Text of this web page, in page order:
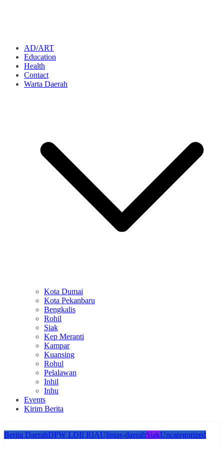
AD/ART
Education
Health
Contact
Warta Daerah
Kota Dumai
Kota Pekanbaru
Bengkalis
Rohil
Siak
Kep Meranti
Kampar
Kuansing
Rohul
Pelalawan
Inhil
Inhu
Events
Kirim Berita
Berita DaerahDPW LDII RIAUlintas-daerahSiakUncategorized